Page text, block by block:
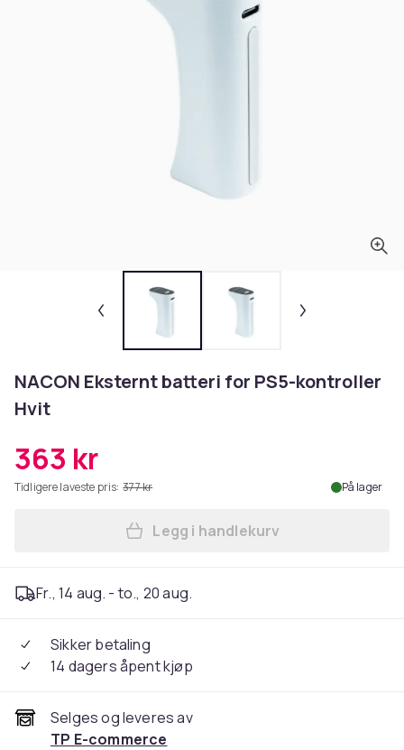
NACON Eksternt batteri for PS5-kontroller
Hvit
363 kr
Tidligere laveste pris: 377 kr På lager
Legg NACON Eksternt
Legg i handlekurv
Fr., 14 aug. - to., 20 aug.
Sikker betaling
14 dagers åpent kjøp
Selges og leveres av
TP E-commerce